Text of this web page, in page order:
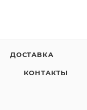
ДОСТАВКА
КОНТАКТЫ